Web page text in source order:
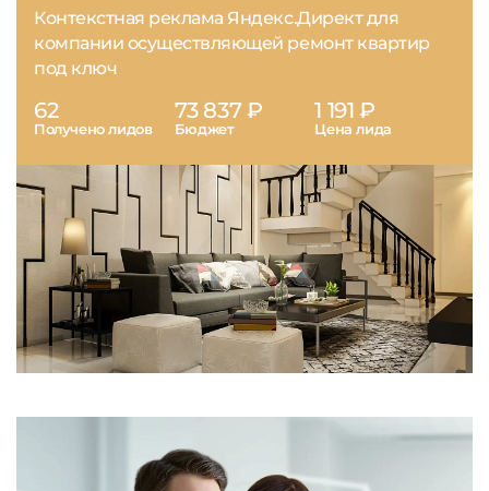
Контекстная реклама Яндекс.Директ для
компании осуществляющей ремонт квартир
под ключ
62
Получено лидов
73 837 ₽
Бюджет
1 191 ₽
Цена лида